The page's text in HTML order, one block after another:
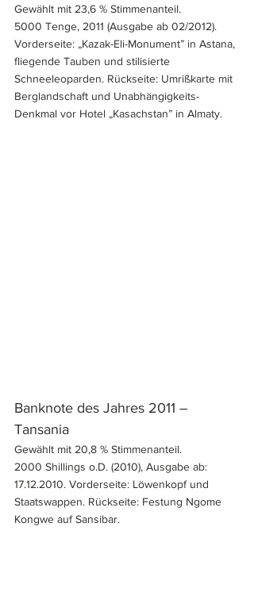
Gewählt mit 23,6 % Stimmenanteil.
5000 Tenge, 2011 (Ausgabe ab 02/2012).
Vorderseite: „Kazak-Eli-Monument” in Astana,
fliegende Tauben und stilisierte
Schneeleoparden. Rückseite: Umrißkarte mit
Berglandschaft und Unabhängigkeits-
Denkmal vor Hotel „Kasachstan” in Almaty.
Banknote des Jahres 2011 –
Tansania
Gewählt mit 20,8 % Stimmenanteil.
2000 Shillings o.D. (2010), Ausgabe ab:
17.12.2010. Vorderseite: Löwenkopf und
Staatswappen. Rückseite: Festung Ngome
Kongwe auf Sansibar.